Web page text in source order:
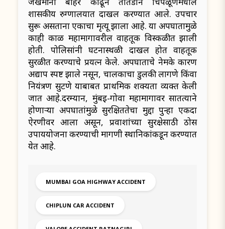
शासकीय रुग्णालयात दाखल करण्यात आले. उपचार
सुरू असताना एकाचा मृत्यू झाला आहे. या अपघातामुळे
काही काळ महामार्गावरील वाहतूक विस्कळीत झाली
होती. पोलिसांनी घटनास्थळी दाखल होत वाहतूक
सुरळीत करण्याचे प्रयत्न केले. अपघाताचे नेमके कारण
अद्याप स्पष्ट झाले नसून, चालकाचा डुलकी लागणे किंवा
नियंत्रण सुटणे याबाबत प्राथमिक शक्यता व्यक्त केली
जात आहे.दरम्यान, मुंबई-गोवा महामार्गावर सातत्याने
होणाऱ्या अपघातांमुळे सुरक्षिततेचा मुद्दा पुन्हा एकदा
ऐरणीवर आला असून, प्रवाशांच्या सुरक्षेसाठी ठोस
उपाययोजना करण्याची मागणी स्थानिकांकडून करण्यात
येत आहे.
MUMBAI GOA HIGHWAY ACCIDENT
CHIPLUN CAR ACCIDENT